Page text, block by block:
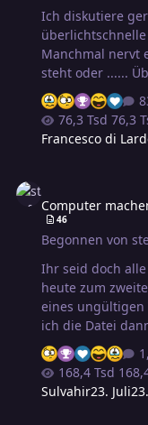
Ich diskutiere
Manchmal nervt
steht oder ...... Überall: Ja, theoretisch aber
versucht
76,3
Francesco di
Computer
46
Begonnen von
Ihr seid doch alle so schlau!
heute zum
eines ungültigen
ich die Datei
wieder öffnen
persönlich tabu
Schreibschutz öffnen darf.
Faxen mit einem
Sulvahir23. Juli